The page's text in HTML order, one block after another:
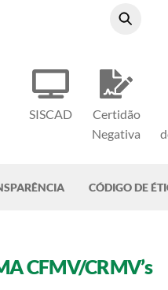
SISCAD
Certidão
Negativa
CÓDIGO DE
CFMV/CRMV’s